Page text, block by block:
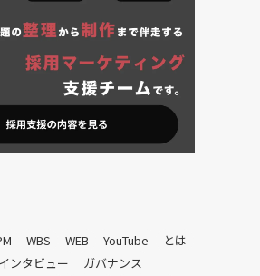
WBS WEB YouTube
とは
インタビュー
ガバナンス